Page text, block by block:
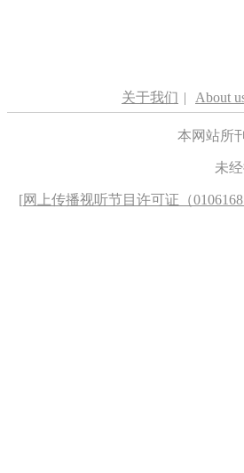
关于我们 | About
本网站所
未
[网上传播视听节目许可证（0106168